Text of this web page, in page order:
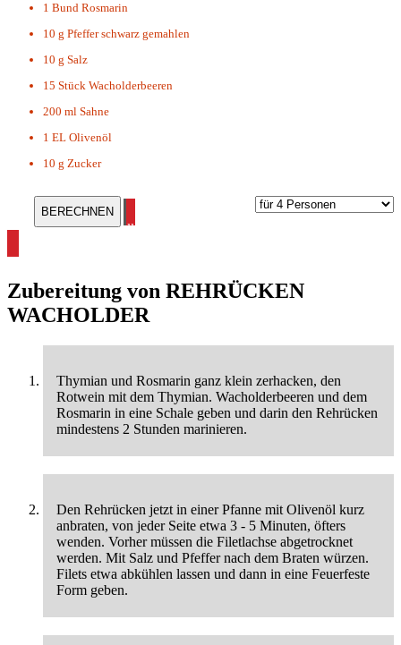
1 Bund Rosmarin
10 g Pfeffer schwarz gemahlen
10 g Salz
15 Stück Wacholderbeeren
200 ml Sahne
1 EL Olivenöl
10 g Zucker
alle Rehrücken Rezepte ansehen
Zubereitung von REHRÜCKEN
WACHOLDER
Thymian und Rosmarin ganz klein zerhacken, den
Rotwein mit dem Thymian. Wacholderbeeren und dem
Rosmarin in eine Schale geben und darin den Rehrücken
mindestens 2 Stunden marinieren.
Den Rehrücken jetzt in einer Pfanne mit Olivenöl kurz
anbraten, von jeder Seite etwa 3 - 5 Minuten, öfters
wenden. Vorher müssen die Filetlachse abgetrocknet
werden. Mit Salz und Pfeffer nach dem Braten würzen.
Filets etwa abkühlen lassen und dann in eine Feuerfeste
Form geben.